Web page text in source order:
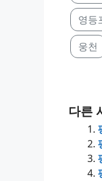
영등
웅천
다른